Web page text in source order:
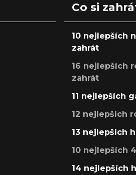
Co si
10 nejlepších
zahrát
16 nejlepších
zahrát
11 nejlepších
12 nejlepších
13 nejlepších
10 nejlepších
14 nejlepších